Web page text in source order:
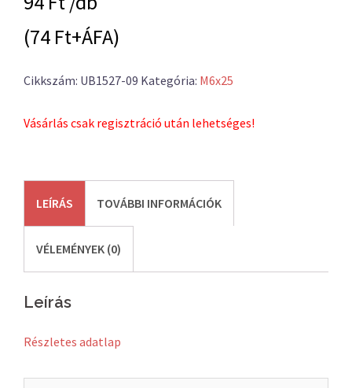
(74 Ft+ÁFA)
Cikkszám: UB1527-09 Kategória: M6x25
Vásárlás csak regisztráció után lehetséges!
LEÍRÁS TOVÁBBI INFORMÁCIÓK
VÉLEMÉNYEK (0)
Leírás
Részletes adatlap